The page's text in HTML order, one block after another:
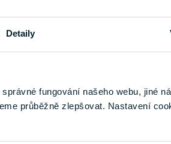
Detaily
fungování našeho webu, jiné
průběžně zlepšovat. Nastavení
Bezdrátové, Magnetické